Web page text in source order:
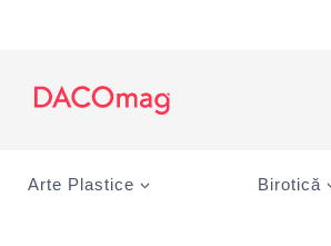
Arte Plastice Birotică